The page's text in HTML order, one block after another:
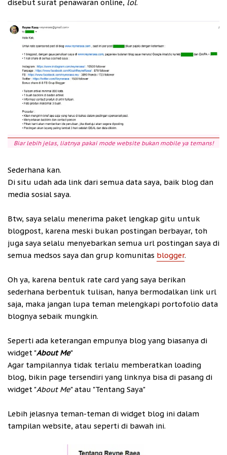
disebut surat penawaran online, lol.
Biar lebih jelas, liatnya pakai mode website bukan mobile ya temans!
Sederhana kan.
Di situ udah ada link dari semua data saya, baik blog dan
media sosial saya.
Btw, saya selalu menerima paket lengkap gitu untuk
blogpost, karena meski bukan postingan berbayar, toh
juga saya selalu menyebarkan semua url postingan saya di
semua medsos saya dan grup komunitas blogger.
Oh ya, karena bentuk rate card yang saya berikan
sederhana berbentuk tulisan, hanya bermodalkan link url
saja, maka jangan lupa teman melengkapi portofolio data
blognya sebaik mungkin.
Seperti ada keterangan empunya blog yang biasanya di
widget "About Me"
Agar tampilannya tidak terlalu memberatkan loading
blog, bikin page tersendiri yang linknya bisa di pasang di
widget "About Me" atau "Tentang Saya"
Lebih jelasnya teman-teman di widget blog ini dalam
tampilan website, atau seperti di bawah ini.